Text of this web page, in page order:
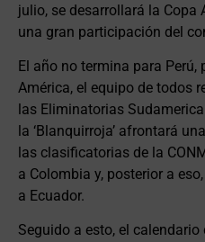
julio, se desarrollará la Copa
una gran participación del
El año no termina para Perú,
América, el equipo de todos
las Eliminatorias
la ‘Blanquirroja’ afrontará
las clasificatorias de la
a Colombia y, posterior a
a Ecuador.
Seguido a esto, el calendario